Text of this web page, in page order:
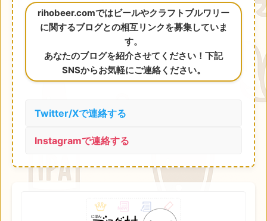
rihobeer.comではビールやクラフトブルワリー
に関するブログとの相互リンクを募集していま
す。
あなたのブログを紹介させてください！下記
SNSからお気軽にご連絡ください。
Twitter/Xで連絡する
Instagramで連絡する